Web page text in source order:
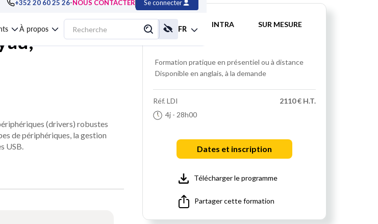
+352 20 60 25 26-NOUS CONTACTER Se connecter
À propos FR
INTER INTRA SUR MESURE
Formation pratique en présentiel ou à distance
Disponible en anglais, à la demande
Réf. LDI
4j - 28h00
2110 € H.T.
Dates et inscription
Télécharger le programme
Partager cette formation
(drivers) robustes
de périphériques, la gestion
USB.